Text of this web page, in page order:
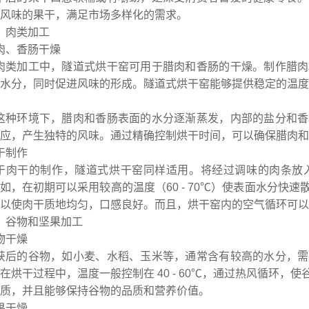
味的果干，满足市场多样化的需求。
肉类加工
、香肠干燥
类加工中，隧道式烘干窑可用于腊肉和香肠的干燥。制作腊
分，同时促进风味的形成。隧道式烘干窑能够提供稳定的
种环境下，腊肉和香肠表面的水分逐渐蒸发，内部的盐分和
，产生独特的风味。通过精确控制烘干时间，可以确保腊肉
制作
肉干的制作，隧道式烘干窑同样适用。将经过调味的肉条
，在初期可以采用较高的温度（60 - 70℃）使表面水分快
使肉干质地均匀，口感良好。而且，烘干窑内的空气循环可
谷物和坚果加工
干燥
后的谷物，如小麦、水稻、玉米等，通常含有较高的水分，
烘干过程中，温度一般控制在 40 - 60℃，通过热风循环，使
，并且能够保持谷物的品质和营养价值。